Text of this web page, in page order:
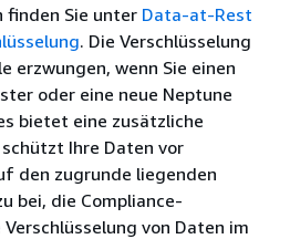
Sie unter Data-at-Rest
. Die Verschlüsselung
erzwungen, wenn Sie einen
oder eine neue Neptune
bietet eine zusätzliche
Ihre Daten vor
den zugrunde liegenden
bei, die Compliance-
von Daten im